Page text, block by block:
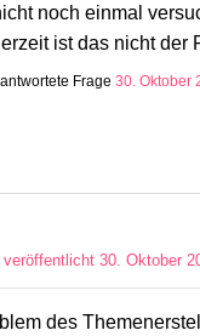
noch einmal
ist das nicht der
Frage 30. Oktober
veröffentlicht 30. Oktober
des